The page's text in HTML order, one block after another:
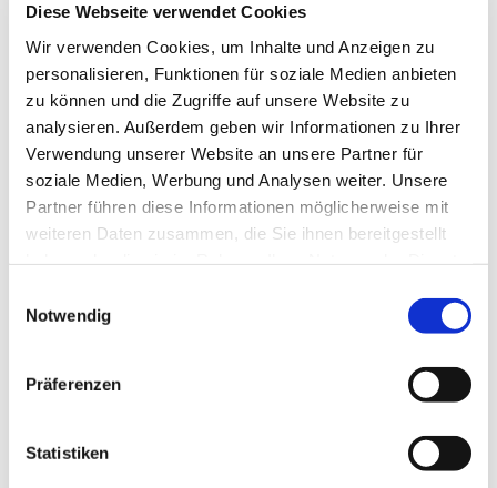
Diese Webseite verwendet Cookies
Wir verwenden Cookies, um Inhalte und Anzeigen zu
personalisieren, Funktionen für soziale Medien anbieten
zu können und die Zugriffe auf unsere Website zu
analysieren. Außerdem geben wir Informationen zu Ihrer
Verwendung unserer Website an unsere Partner für
soziale Medien, Werbung und Analysen weiter. Unsere
Partner führen diese Informationen möglicherweise mit
weiteren Daten zusammen, die Sie ihnen bereitgestellt
Notwendig
Präferenzen
Statistiken
Übertragung in die Zimmer statt.